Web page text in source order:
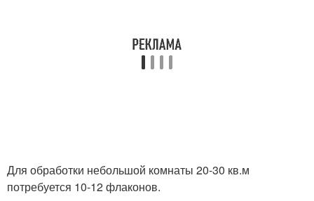
Для обработки небольшой комнаты 20-30 кв.м
потребуется 10-12 флаконов.